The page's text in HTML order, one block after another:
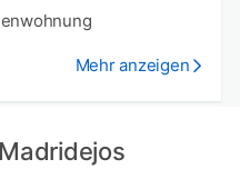
Mehr anzeigen